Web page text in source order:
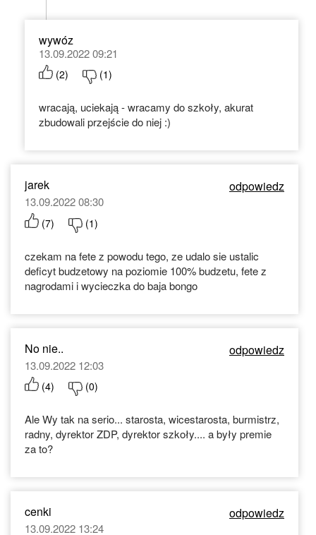
wywóz
13.09.2022 09:21
(2) (1)
wracają, uciekają - wracamy do szkoły, akurat
zbudowali przejście do niej :)
jarek odpowiedz
13.09.2022 08:30
(7) (1)
czekam na fete z powodu tego, ze udalo sie ustalic
deficyt budzetowy na poziomie 100% budzetu, fete z
nagrodami i wycieczka do baja bongo
No nie.. odpowiedz
13.09.2022 12:03
(4) (0)
Ale Wy tak na serio... starosta, wicestarosta, burmistrz,
radny, dyrektor ZDP, dyrektor szkoły.... a były premie
za to?
cenki odpowiedz
13.09.2022 13:24